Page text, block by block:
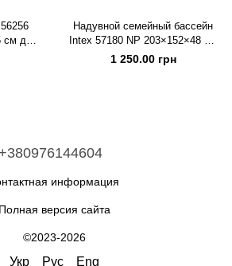
см для
Надувной семейный бассейн
Intex 57180 NP 203×152×48 см
540 л прямоугольный детский
1 250.00 грн
+380976144604
информация
Полная версия сайта
©2023-2026
Укр Рус Eng